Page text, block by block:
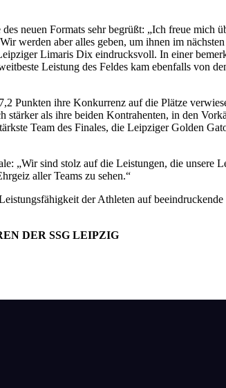
neuen Formats sehr begrüßt: „Ich freue mich
werden aber alles geben, um ihnen im
Limaris Dix eindrucksvoll. In einer
Leistung des Feldes kam ebenfalls von
Punkten ihre Konkurrenz auf die Plätze
als ihre beiden Kontrahenten, in den
Team des Finales, die Leipziger Golden
„Wir sind stolz auf die Leistungen, die unsere
aller Teams zu sehen.“
der Athleten auf
DER SSG LEIPZIG